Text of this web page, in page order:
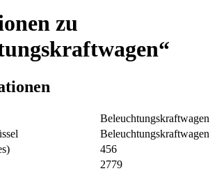
zu
Beleuchtungskraftwagen
Beleuchtungskraftwagen
456
2779